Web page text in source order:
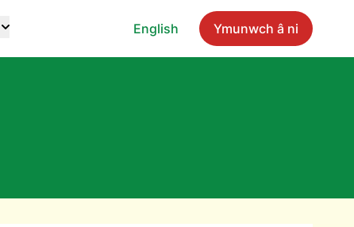
English Ymunwch â ni